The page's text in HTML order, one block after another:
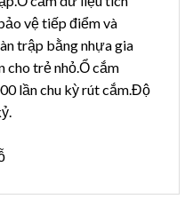
vệ tiếp điểm và
trập bằng nhựa gia
cho trẻ nhỏ.Ổ cắm
lần chu kỳ rút cắm.Độ